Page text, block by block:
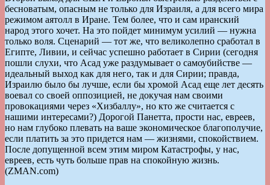
бесноватым, опасным не только для Израиля, а для всего мира
режимом аятолл в Иране. Тем более, что и сам иранский
народ этого хочет. На это пойдет минимум усилий — нужна
только воля. Сценарий — тот же, что великолепно сработал в
Египте, Ливии, и сейчас успешно работает в Сирии (сегодня
пошли слухи, что Асад уже раздумывает о самоубийстве —
идеальный выход как для него, так и для Сирии; правда,
Израилю было бы лучше, если бы хромой Асад еще лет десять
воевал со своей оппозицией, не докучая нам своими
провокациями через «Хизбаллу», но кто же считается с
нашими интересами?) Дорогой Панетта, прости нас, евреев,
но нам глубоко плевать на ваше экономическое благополучие,
если платить за это придется нам — жизнями, спокойствием.
После допущенной всем этим миром Катастрофы, у нас,
евреев, есть чуть больше прав на спокойную жизнь.
(ZMAN.com)